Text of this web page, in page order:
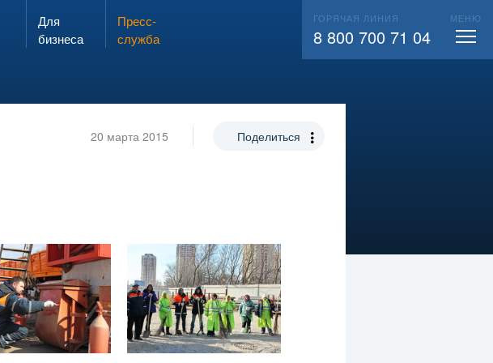
Запах газа?
ЗВОНИ 104 ВЫЗВАТЬ СЛЕСАРЯ
Для
бизнеса
Пресс-
служба
ГОРЯЧАЯ ЛИНИЯ
8 800 700 71 04
МЕНЮ
20 марта 2015 Поделиться